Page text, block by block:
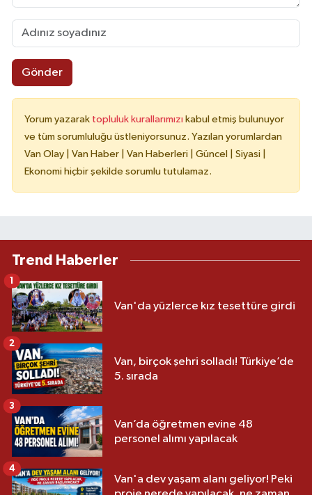
Gönder
Yorum yazarak topluluk kurallarımızı kabul etmiş bulunuyor
ve tüm sorumluluğu üstleniyorsunuz. Yazılan yorumlardan
Van Olay | Van Haber | Van Haberleri | Güncel | Siyasi |
Ekonomi hiçbir şekilde sorumlu tutulamaz.
Trend Haberler
Van'da yüzlerce kız tesettüre girdi
1
Van, birçok şehri solladı! Türkiye’de
5. sırada
2
Van’da öğretmen evine 48
personel alımı yapılacak
3
Van'a dev yaşam alanı geliyor! Peki
4